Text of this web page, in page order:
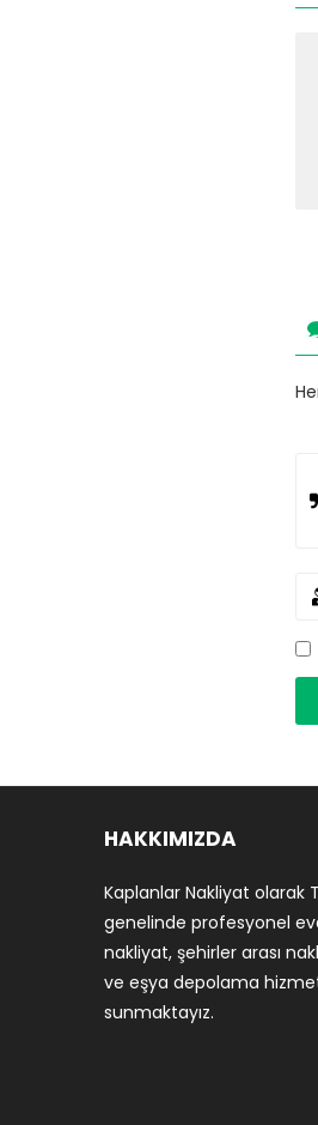
HAKKIMIZDA
Kaplanlar Nakliyat olarak
genelinde profesyonel
nakliyat, şehirler arası
ve eşya depolama
sunmaktayız.